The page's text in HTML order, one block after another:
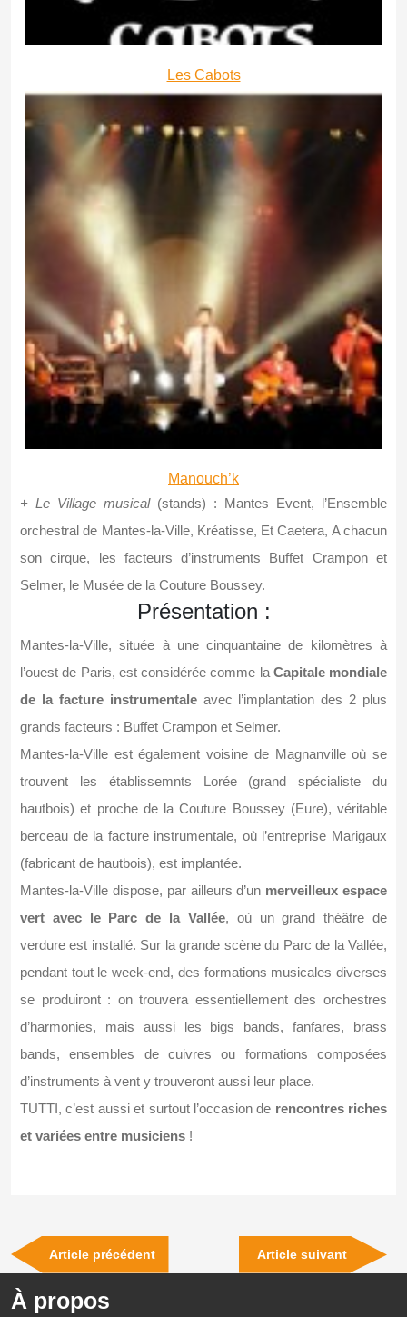
Les Cabots
Manouch’k
+ Le Village musical(stands) : Mantes Event, l’Ensemble
orchestral de Mantes-la-Ville, Kréatisse, Et Caetera, A chacun
son cirque, les facteurs d’instruments Buffet Crampon et
Selmer, le Musée de la Couture Boussey.
Présentation :
Mantes-la-Ville, située à une cinquantaine de kilomètres à
l’ouest de Paris, est considérée comme la Capitale mondiale
de la facture instrumentaleavec l’implantation des 2 plus
grands facteurs : Buffet Crampon et Selmer.
Mantes-la-Ville est également voisine de Magnanville où se
trouvent les établissemnts Lorée (grand spécialiste du
hautbois) et proche de la Couture Boussey (Eure), véritable
berceau de la facture instrumentale, où l’entreprise Marigaux
(fabricant de hautbois), est implantée.
Mantes-la-Ville dispose, par ailleurs d’un merveilleux espace
vert avec le Parc de la Vallée, où un grand théâtre de
verdure est installé. Sur la grande scène du Parc de la Vallée,
pendant tout le week-end, des formations musicales diverses
se produiront : on trouvera essentiellement des orchestres
d’harmonies, mais aussi les bigs bands, fanfares, brass
bands, ensembles de cuivres ou formations composées
d’instruments à vent y trouveront aussi leur place.
TUTTI, c’est aussi et surtout l’occasion de rencontres riches
et variées entre musiciens !
Navigation
de
l’article
Article précédentPrevious
Post
Article suivant
Next
Post
À propos